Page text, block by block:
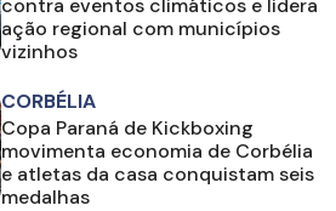
contra eventos climáticos e lidera
ação regional com municípios
vizinhos
CORBÉLIA
Copa Paraná de Kickboxing
movimenta economia de Corbélia
e atletas da casa conquistam seis
medalhas